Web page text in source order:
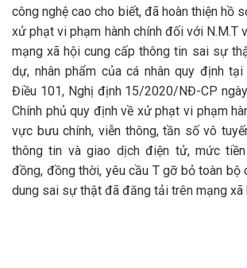
công nghệ cao cho biết, đã hoàn thiện hồ
xử phạt vi phạm hành chính đối với N.M.T
mạng xã hội cung cấp thông tin sai sự
dự, nhân phẩm của cá nhân quy định
Điều 101, Nghị định 15/2020/NĐ-CP
Chính phủ quy định về xử phạt vi phạm
vực bưu chính, viễn thông, tần số vô
thông tin và giao dịch điện tử, mức
đồng, đồng thời, yêu cầu T gỡ bỏ toàn bộ
dung sai sự thật đã đăng tải trên mạng xã